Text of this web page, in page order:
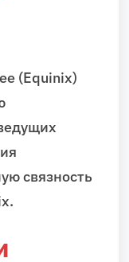
(Equinix)
связность